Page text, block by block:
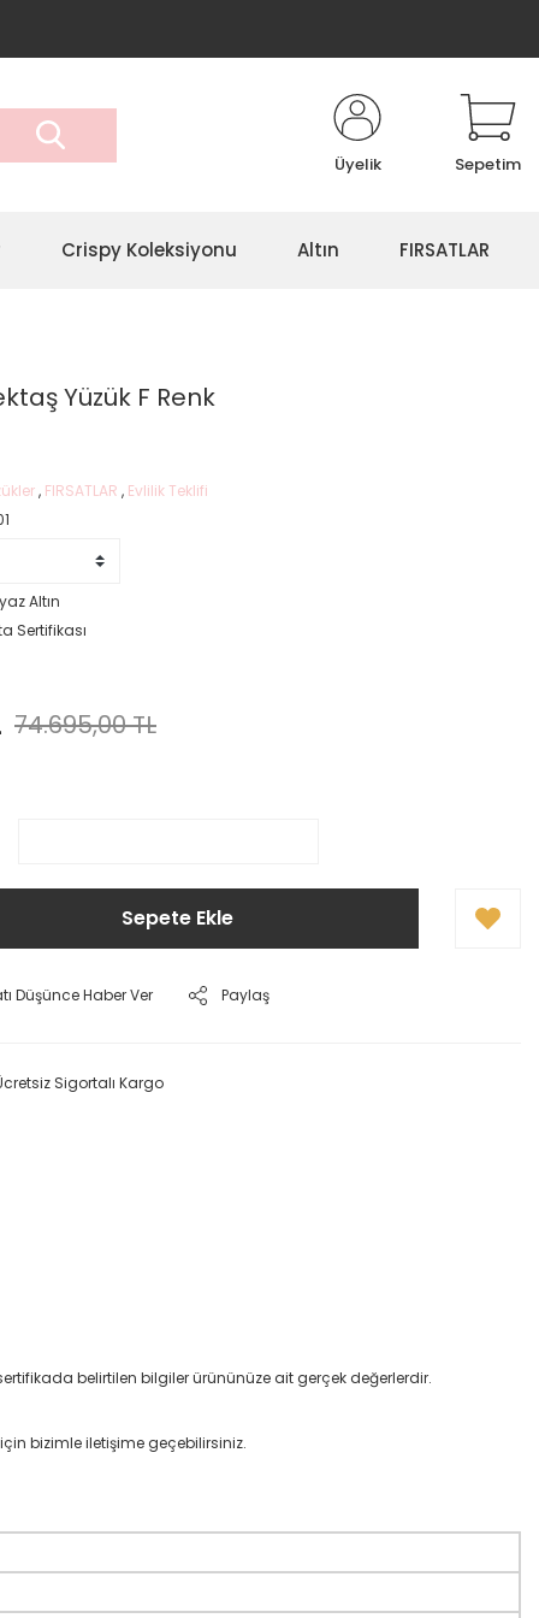
Üyelik Sepetim
Crispy Koleksiyonu Altın FIRSATLAR
Yüzük F Renk
, FIRSATLAR , Evlilik Teklifi
Altın
Sertifikası
74.695,00 TL
Sepete Ekle
Düşünce Haber Ver Paylaş
Sigortalı Kargo
belirtilen bilgiler ürününüze ait gerçek değerlerdir.
bizimle iletişime geçebilirsiniz.